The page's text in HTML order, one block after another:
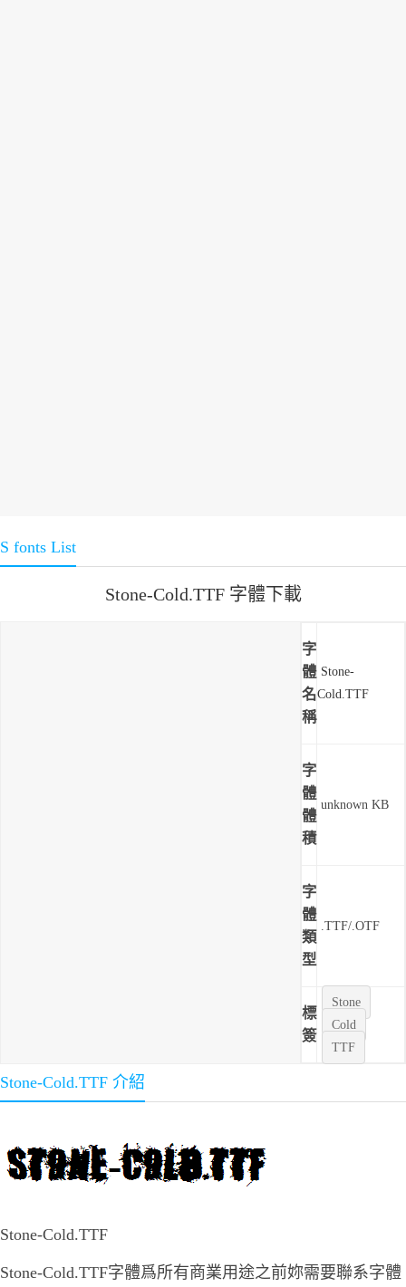
S fonts List
Stone-Cold.TTF 字體下載
字
體
名
稱
Stone-
Cold.TTF
字
體
體
積
unknown KB
字
體
類
型
.TTF/.OTF
標
簽
Stone
Cold
TTF
Stone-Cold.TTF 介紹
Stone-Cold.TTF
Stone-Cold.TTF字體爲所有商業用途之前妳需要聯系字體